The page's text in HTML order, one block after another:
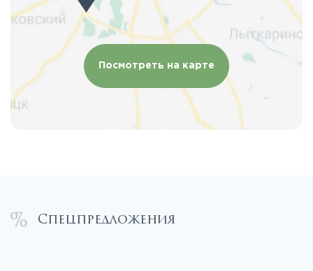
Посмотреть на карте
Спецпредложения